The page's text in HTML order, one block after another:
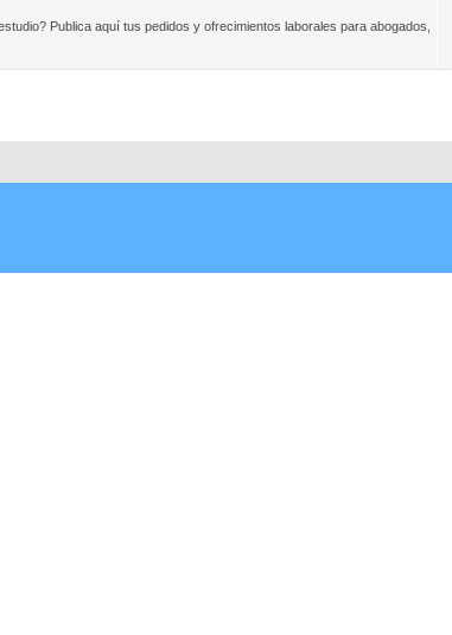
Publica aquí tus pedidos y ofrecimientos laborales para abogados,